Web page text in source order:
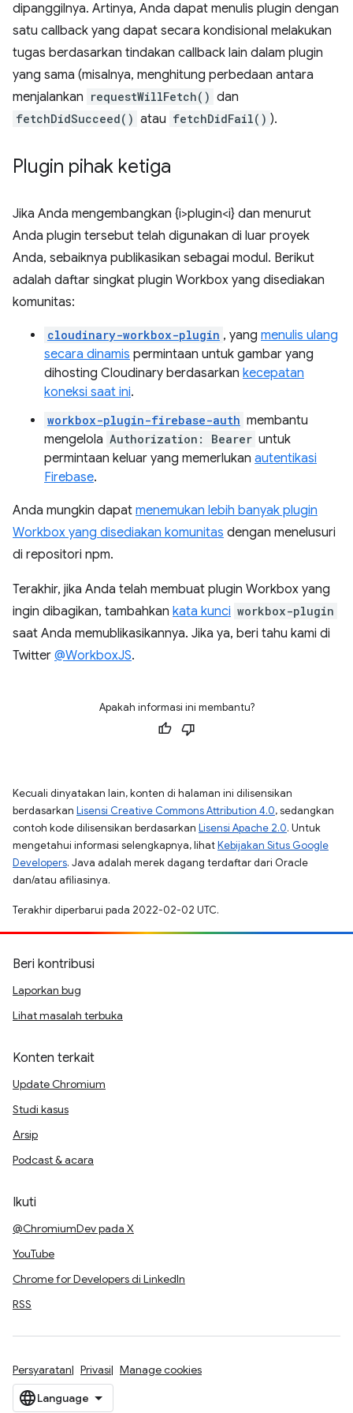
dipanggilnya. Artinya, Anda dapat menulis plugin dengan
satu callback yang dapat secara kondisional melakukan
tugas berdasarkan tindakan callback lain dalam plugin
yang sama (misalnya, menghitung perbedaan antara
menjalankan requestWillFetch() dan
fetchDidSucceed() atau fetchDidFail() ).
Plugin pihak ketiga
Jika Anda mengembangkan {i>plugin<i} dan menurut
Anda plugin tersebut telah digunakan di luar proyek
Anda, sebaiknya publikasikan sebagai modul. Berikut
adalah daftar singkat plugin Workbox yang disediakan
komunitas:
cloudinary-workbox-plugin , yang menulis ulang
secara dinamis permintaan untuk gambar yang
dihosting Cloudinary berdasarkan kecepatan
koneksi saat ini.
workbox-plugin-firebase-auth membantu
mengelola Authorization: Bearer untuk
permintaan keluar yang memerlukan autentikasi
Firebase.
Anda mungkin dapat menemukan lebih banyak plugin
Workbox yang disediakan komunitas dengan menelusuri
di repositori npm.
Terakhir, jika Anda telah membuat plugin Workbox yang
ingin dibagikan, tambahkan kata kunci workbox-plugin
saat Anda memublikasikannya. Jika ya, beri tahu kami di
Twitter @WorkboxJS.
Apakah informasi ini membantu?
Kecuali dinyatakan lain, konten di halaman ini dilisensikan
berdasarkan Lisensi Creative Commons Attribution 4.0, sedangkan
contoh kode dilisensikan berdasarkan Lisensi Apache 2.0. Untuk
mengetahui informasi selengkapnya, lihatKebijakan Situs Google
Developers. Java adalah merek dagang terdaftar dari Oracle
dan/atau afiliasinya.
Terakhir diperbarui pada 2022-02-02 UTC.
Beri kontribusi
Laporkan bug
Lihat masalah terbuka
Konten terkait
Update Chromium
Studi kasus
Arsip
Podcast & acara
Ikuti
@ChromiumDev pada X
YouTube
Chrome for Developers di LinkedIn
RSS
Persyaratan Privasi Manage cookies